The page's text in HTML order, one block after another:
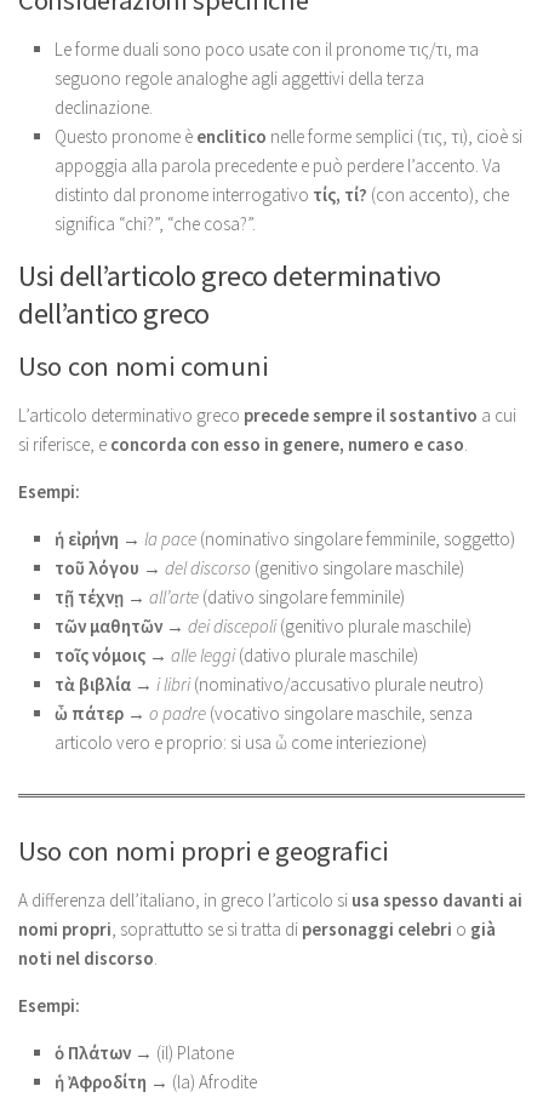
Le forme duali sono poco usate con il pronome τις/τι, ma
seguono regole analoghe agli aggettivi della terza
declinazione.
Questo pronome è enclitico nelle forme semplici (τις, τι), cioè si
appoggia alla parola precedente e può perdere l’accento. Va
distinto dal pronome interrogativo τίς, τί? (con accento), che
significa “chi?”, “che cosa?”.
Usi dell’articolo greco determinativo
dell’antico greco
Uso con nomi comuni
L’articolo determinativo greco precede sempre il sostantivo a cui
si riferisce, e concorda con esso in genere, numero e caso
Esempi:
ἡ εἰρήνη → la pace (nominativo singolare femminile, soggetto)
τοῦ λόγου → del discorso (genitivo singolare maschile)
τῇ τέχνῃ → all’arte (dativo singolare femminile)
τῶν μαθητῶν → dei discepoli(genitivo plurale maschile)
τοῖς νόμοις → alle leggi(dativo plurale maschile)
τὰ βιβλία → i libri(nominativo/accusativo plurale neutro)
ὦ πάτερ → o padre (vocativo singolare maschile, senza
articolo vero e proprio: si usa ὦ come interiezione)
Uso con nomi propri e geografici
A differenza dell’italiano, in greco l’articolo si usa spesso davanti ai
nomi propri , soprattutto se si tratta di personaggi celebri o già
noti nel discorso
Esempi:
ὁ Πλάτων → (il) Platone
ἡ Ἀφροδίτη → (la) Afrodite